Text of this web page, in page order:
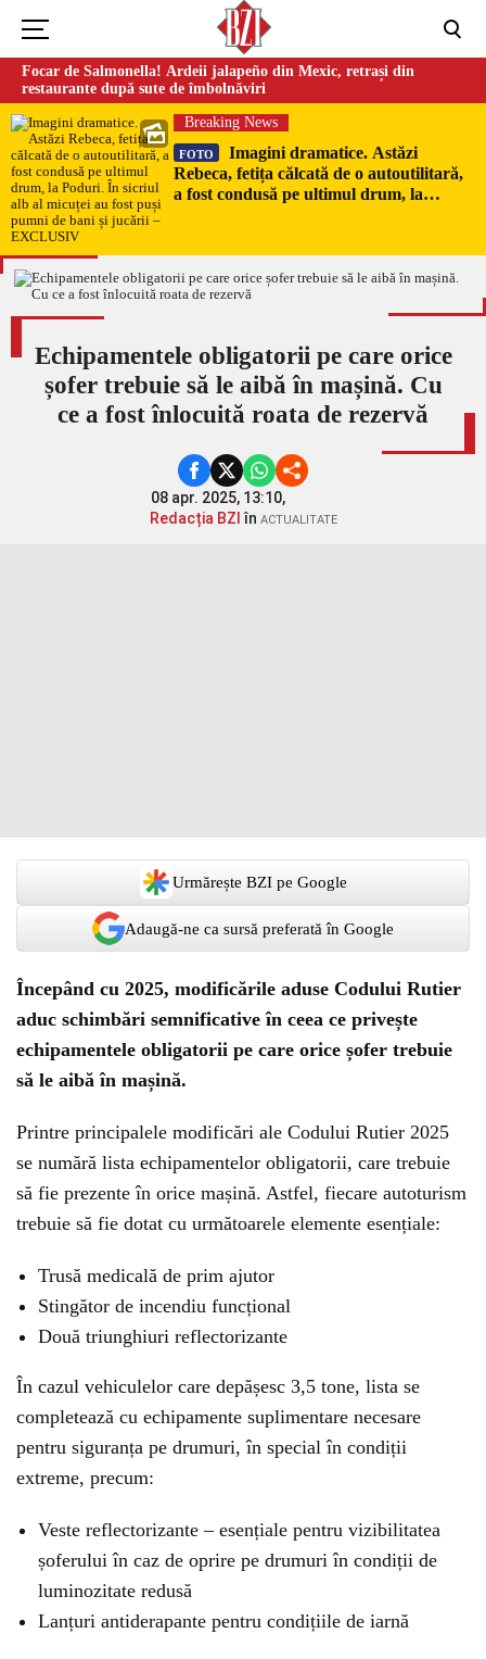
Focar de Salmonella! Ardeii jalapeño din Mexic, retrași din
restaurante după sute de îmbolnăviri
Breaking News
FOTO
Imagini dramatice. Astăzi
Rebeca, fetița călcată de o autoutilitară,
a fost condusă pe ultimul drum, la
EXCLUSIV
Echipamentele obligatorii pe care orice
șofer trebuie să le aibă în mașină. Cu
ce a fost înlocuită roata de rezervă
08 apr. 2025, 13:10,
Redacția BZI în ACTUALITATE
Urmărește BZI pe Google
Adaugă-ne ca sursă preferată în Google
Începând cu 2025, modificările aduse Codului Rutier
aduc schimbări semnificative în ceea ce privește
echipamentele obligatorii pe care orice șofer trebuie
să le aibă în mașină.
Printre principalele modificări ale Codului Rutier 2025
se numără lista echipamentelor obligatorii, care trebuie
să fie prezente în orice mașină. Astfel, fiecare autoturism
trebuie să fie dotat cu următoarele elemente esențiale:
Trusă medicală de prim ajutor
Stingător de incendiu funcțional
Două triunghiuri reflectorizante
În cazul vehiculelor care depășesc 3,5 tone, lista se
completează cu echipamente suplimentare necesare
pentru siguranța pe drumuri, în special în condiții
extreme, precum:
Veste reflectorizante – esențiale pentru vizibilitatea
șoferului în caz de oprire pe drumuri în condiții de
luminozitate redusă
Lanțuri antiderapante pentru condițiile de iarnă